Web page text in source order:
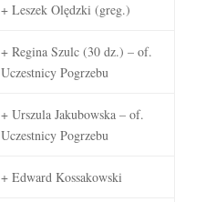
+ Leszek Olędzki (greg.)
+ Regina Szulc (30 dz.) – of.
Uczestnicy Pogrzebu
+ Urszula Jakubowska – of.
Uczestnicy Pogrzebu
+ Edward Kossakowski